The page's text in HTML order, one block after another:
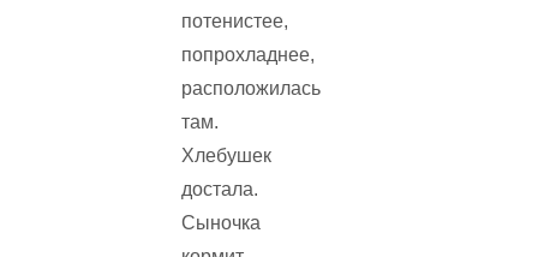
потенистее,
попрохладнее,
расположилась
там.
Хлебушек
достала.
Сыночка